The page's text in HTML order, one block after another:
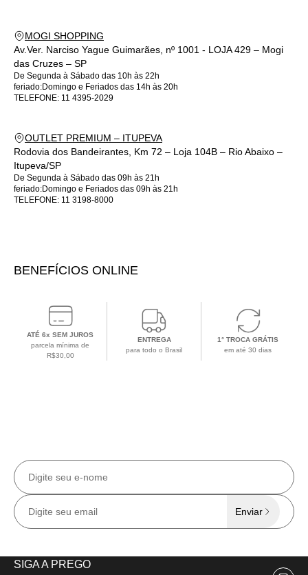
MOGI SHOPPING
Av.Ver. Narciso Yague Guimarães, nº 1001 - LOJA 429 – Mogi
das Cruzes – SP
De Segunda à Sábado das 10h às 22h
feriado:Domingo e Feriados das 14h às 20h
TELEFONE: 11 4395-2029
OUTLET PREMIUM – ITUPEVA
Rodovia dos Bandeirantes, Km 72 – Loja 104B – Rio Abaixo –
Itupeva/SP
De Segunda à Sábado das 09h às 21h
feriado:Domingo e Feriados das 09h às 21h
TELEFONE: 11 3198-8000
BENEFÍCIOS ONLINE
ATÉ 6x SEM JUROS
parcela mínima de
R$30,00
ENTREGA
para todo o Brasil
1° TROCA GRÁTIS
em até 30 dias
Enviar
SIGA A PREGO